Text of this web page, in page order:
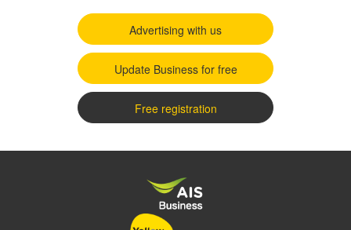
Advertising with us
Update Business for free
Free registration